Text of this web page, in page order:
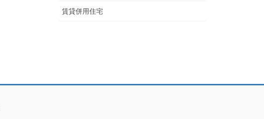
賃貸併用住宅